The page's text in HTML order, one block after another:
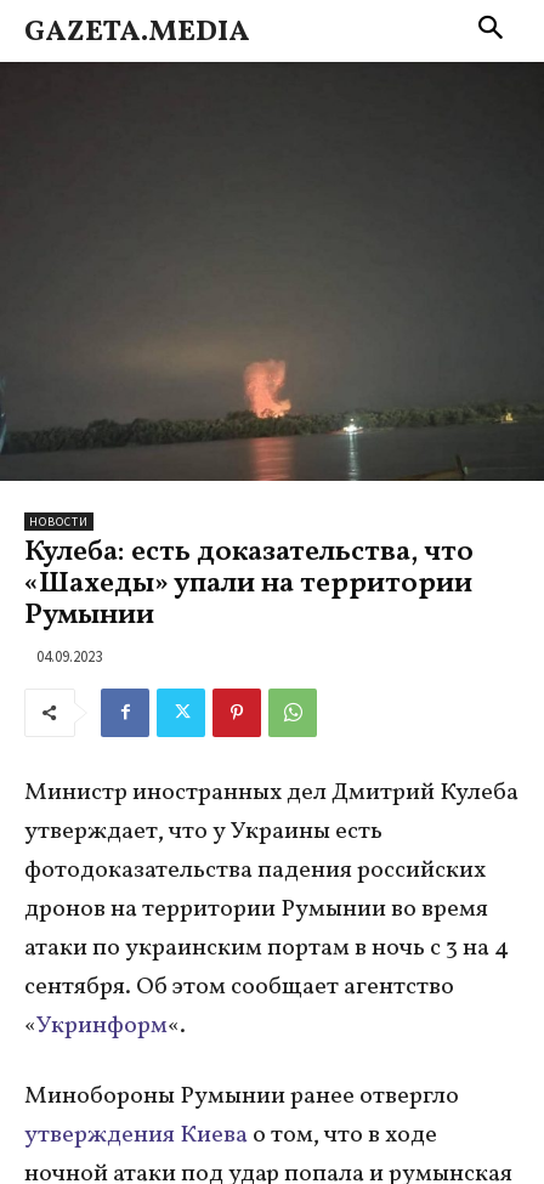
GAZETA.MEDIA
НОВОСТИ
Кулеба: есть доказательства, что
«Шахеды» упали на территории
Румынии
04.09.2023
Министр иностранных дел Дмитрий Кулеба
утверждает, что у Украины есть
фотодоказательства падения российских
дронов на территории Румынии во время
атаки по украинским портам в ночь с 3 на 4
сентября. Об этом сообщает агентство
«Укринформ«.
Минобороны Румынии ранее отвергло
утверждения Киевао том, что в ходе
ночной атаки под удар попала и румынская